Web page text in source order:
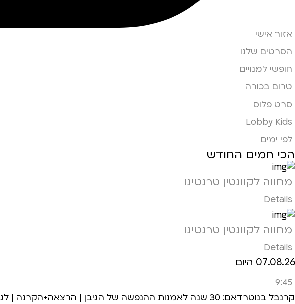
אזור אישי
הסרטים שלנו
חופשי למנויים
טרום בכורה
סרט פלוס
Lobby Kids
לפי ימים
הכי חמים החודש
מחווה לקוונטין טרנטינו
Details
מחווה לקוונטין טרנטינו
Details
07.08.26 היום
9:45
קרנבל בנוטרדאם: 30 שנה לאמנות ההנפשה של הגיבן | הרצאה+הקרנה | לגילאי 6+ | פסטיבל אנימיקס 2026